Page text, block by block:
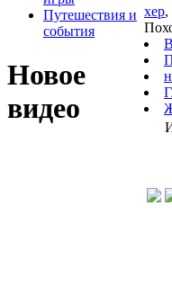
Путешествия и
события
Новое
видео
хер,